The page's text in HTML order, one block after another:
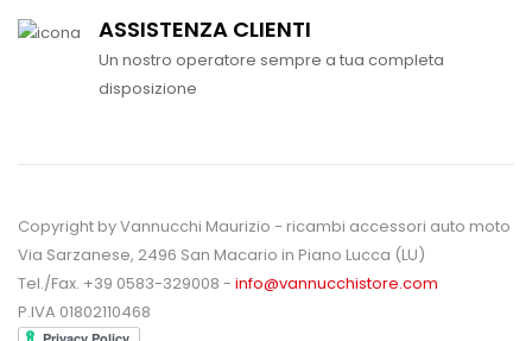
ASSISTENZA CLIENTI
Un nostro operatore sempre a tua completa
disposizione
Copyright by Vannucchi Maurizio - ricambi accessori auto moto
Via Sarzanese, 2496 San Macario in Piano Lucca (LU)
Tel./Fax. +39 0583-329008 - info@vannucchistore.com
P.IVA 01802110468